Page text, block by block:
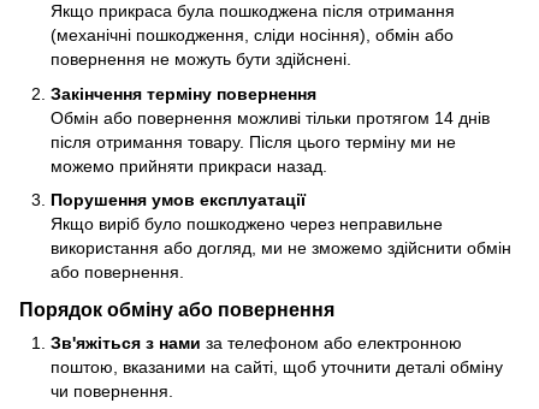
Якщо прикраса була пошкоджена після отримання
(механічні пошкодження, сліди носіння), обмін або
повернення не можуть бути здійснені.
Закінчення терміну повернення
Обмін або повернення можливі тільки протягом 14 днів
після отримання товару. Після цього терміну ми не
можемо прийняти прикраси назад.
Порушення умов експлуатації
Якщо виріб було пошкоджено через неправильне
використання або догляд, ми не зможемо здійснити обмін
або повернення.
Порядок обміну або повернення
Зв'яжіться з нами за телефоном або електронною
поштою, вказаними на сайті, щоб уточнити деталі обміну
чи повернення.